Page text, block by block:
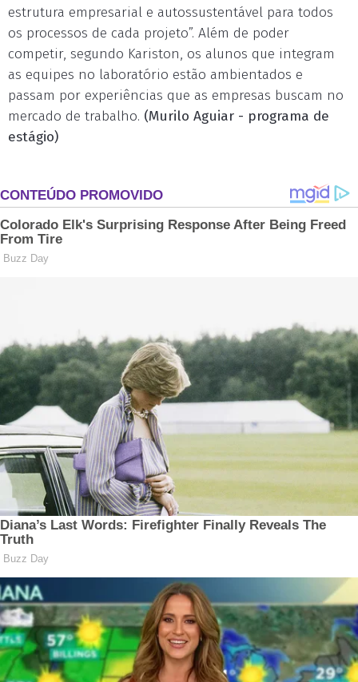
estrutura empresarial e autossustentável para todos
os processos de cada projeto”. Além de poder
competir, segundo Kariston, os alunos que integram
as equipes no laboratório estão ambientados e
passam por experiências que as empresas buscam no
mercado de trabalho. (Murilo Aguiar - programa de
estágio)